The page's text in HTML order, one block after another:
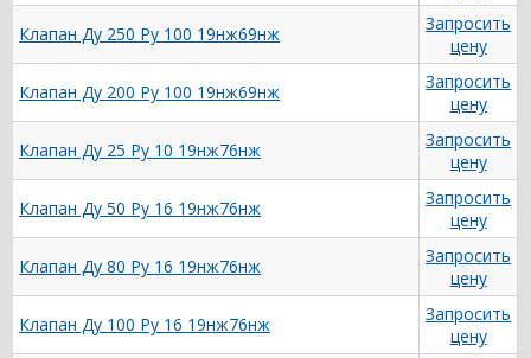
Клапан Ду 250 Ру 100 19нж69нж
Запросить
цену
Клапан Ду 200 Ру 100 19нж69нж
Запросить
цену
Клапан Ду 25 Ру 10 19нж76нж
Запросить
цену
Клапан Ду 50 Ру 16 19нж76нж
Запросить
цену
Клапан Ду 80 Ру 16 19нж76нж
Запросить
цену
Клапан Ду 100 Ру 16 19нж76нж
Запросить
цену